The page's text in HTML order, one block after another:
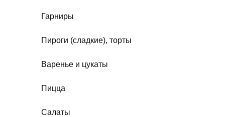
Гарниры
Пироги (сладкие), торты
Варенье и цукаты
Пицца
Салаты